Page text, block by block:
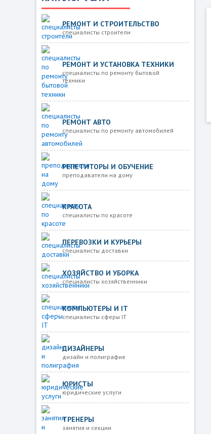
РЕМОНТ И СТРОИТЕЛЬСТВО
специалисты строители
РЕМОНТ И УСТАНОВКА ТЕХНИКИ
специалисты по ремонту бытовой
техники
РЕМОНТ АВТО
специалисты по ремонту автомобилей
РЕПЕТИТОРЫ И ОБУЧЕНИЕ
преподаватели на дому
КРАСОТА
специалисты по красоте
ПЕРЕВОЗКИ И КУРЬЕРЫ
специалисты доставки
ХОЗЯЙСТВО И УБОРКА
специалисты хозяйственники
КОМПЬЮТЕРЫ И IT
специалисты сферы IT
ДИЗАЙНЕРЫ
дизайн и полиграфия
ЮРИСТЫ
юридические услуги
ТРЕНЕРЫ
занятия и секции